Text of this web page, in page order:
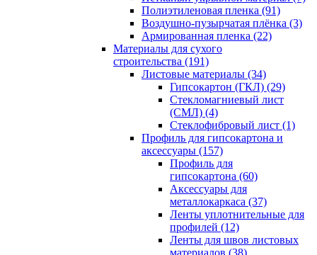
Полиэтиленовая пленка (91)
Воздушно-пузырчатая плёнка (3)
Армированная пленка (22)
Материалы для сухого
строительства (191)
Листовые материалы (34)
Гипсокартон (ГКЛ) (29)
Стекломагниевый лист
(СМЛ) (4)
Cтеклофибровый лист (1)
Профиль для гипсокартона и
аксессуары (157)
Профиль для
гипсокартона (60)
Аксессуары для
металлокаркаса (37)
Ленты уплотнительные для
профилей (12)
Ленты для швов листовых
материалов (38)